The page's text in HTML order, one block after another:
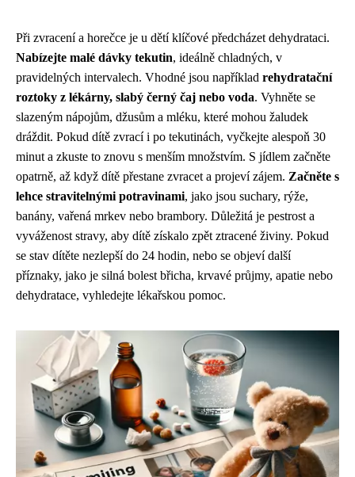
Při zvracení a horečce je u dětí klíčové předcházet dehydrataci.
Nabízejte malé dávky tekutin, ideálně chladných, v
pravidelných intervalech. Vhodné jsou například rehydratační
roztoky z lékárny, slabý černý čaj nebo voda. Vyhněte se
slazeným nápojům, džusům a mléku, které mohou žaludek
dráždit. Pokud dítě zvrací i po tekutinách, vyčkejte alespoň 30
minut a zkuste to znovu s menším množstvím. S jídlem začněte
opatrně, až když dítě přestane zvracet a projeví zájem. Začněte s
lehce stravitelnými potravinami, jako jsou suchary, rýže,
banány, vařená mrkev nebo brambory. Důležitá je pestrost a
vyváženost stravy, aby dítě získalo zpět ztracené živiny. Pokud
se stav dítěte nezlepší do 24 hodin, nebo se objeví další
příznaky, jako je silná bolest břicha, krvavé průjmy, apatie nebo
dehydratace, vyhledejte lékařskou pomoc.